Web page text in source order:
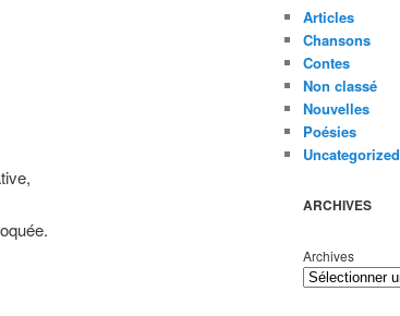
Articles
Chansons
Contes
Non classé
Nouvelles
Poésies
Uncategorized
ARCHIVES
Archives